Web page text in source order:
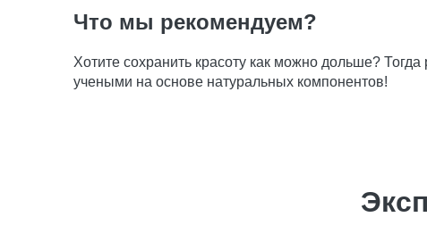
Что мы рекомендуем?
Хотите сохранить красоту как можно дольше?
учеными на основе натуральных компонентов!